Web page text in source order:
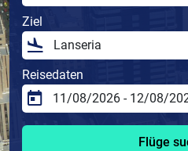
Ziel
Reisedaten
Flüge